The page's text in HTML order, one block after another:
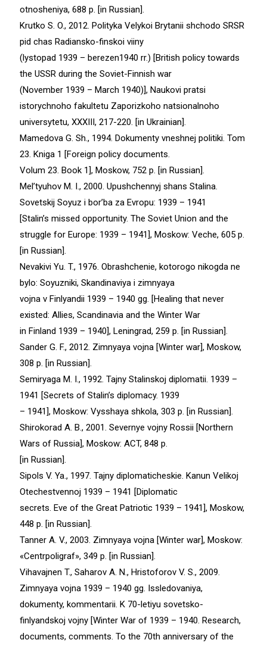
otnosheniya, 688 p. [in Russian].
Krutko S. O., 2012. Polityka Velykoi Brytanii shchodo SRSR
pid chas Radiansko-finskoi viiny
(lystopad 1939 – berezen1940 rr.) [British policy towards
the USSR during the Soviet-Finnish war
(November 1939 – March 1940)], Naukovi pratsi
istorychnoho fakultetu Zaporizkoho natsionalnoho
universytetu, XXXIII, 217-220. [in Ukrainian].
Mamedova G. Sh., 1994. Dokumenty vneshnej politiki. Tom
23. Kniga 1 [Foreign policy documents.
Volum 23. Book 1], Moskow, 752 p. [in Russian].
Mel’tyuhov M. I., 2000. Upushchennyj shans Stalina.
Sovetskij Soyuz i bor’ba za Evropu: 1939 – 1941
[Stalin’s missed opportunity. The Soviet Union and the
struggle for Europe: 1939 – 1941], Moskow: Veche, 605 p.
[in Russian].
Nevakivi Yu. T., 1976. Obrashchenie, kotorogo nikogda ne
bylo: Soyuzniki, Skandinaviya i zimnyaya
vojna v Finlyandii 1939 – 1940 gg. [Healing that never
existed: Allies, Scandinavia and the Winter War
in Finland 1939 – 1940], Leningrad, 259 p. [in Russian].
Sander G. F., 2012. Zimnyaya vojna [Winter war], Moskow,
308 p. [in Russian].
Semiryaga M. I., 1992. Tajny Stalinskoj diplomatii. 1939 –
1941 [Secrets of Stalin’s diplomacy. 1939
– 1941], Moskow: Vysshaya shkola, 303 p. [in Russian].
Shirokorad A. B., 2001. Severnye vojny Rossii [Northern
Wars of Russia], Moskow: ACT, 848 p.
[in Russian].
Sipols V. Ya., 1997. Tajny diplomaticheskie. Kanun Velikoj
Otechestvennoj 1939 – 1941 [Diplomatic
secrets. Eve of the Great Patriotic 1939 – 1941], Moskow,
448 p. [in Russian].
Tanner A. V., 2003. Zimnyaya vojna [Winter war], Moskow:
«Centrpoligraf», 349 p. [in Russian].
Vihavajnen T., Saharov A. N., Hristoforov V. S., 2009.
Zimnyaya vojna 1939 – 1940 gg. Issledovaniya,
dokumenty, kommentarii. K 70-letiyu sovetsko-
finlyandskoj vojny [Winter War of 1939 – 1940. Research,
documents, comments. To the 70th anniversary of the